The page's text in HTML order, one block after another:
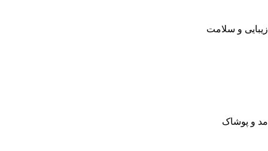
زیبایی و سلامت
مد و پوشاک